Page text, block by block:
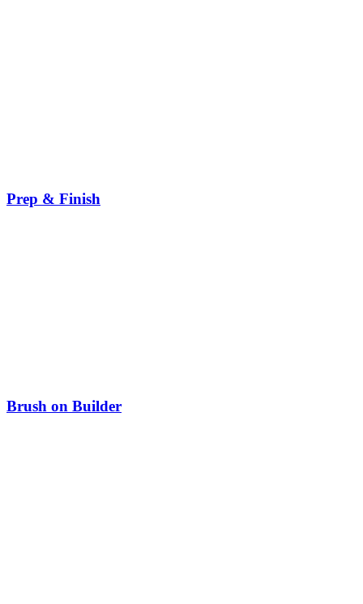
Prep & Finish
Brush on Builder